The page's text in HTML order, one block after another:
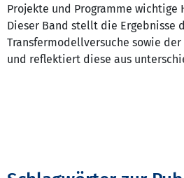
Projekte und Programme wichtige
Dieser Band stellt die Ergebnisse
Transfermodellversuche sowie
und reflektiert diese aus